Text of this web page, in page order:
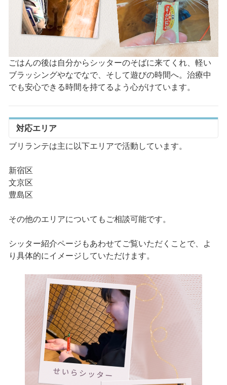
ごはんの後は自分からシッターのそばに来てくれ、軽い
ブラッシングやなでなで、そして遊びの時間へ。治療中
でも安心できる時間を持てるよう心がけています。
対応エリア
ブリランテは主に以下エリアで活動しています。
新宿区
文京区
豊島区
その他のエリアについてもご相談可能です。
シッター紹介ページもあわせてご覧いただくことで、よ
り具体的にイメージしていただけます。